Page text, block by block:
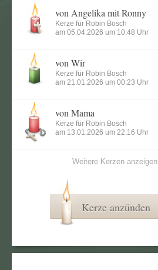
von Angelika mit Ronny
Kerze für Robin Bosch
am 05.04.2026 um 10:48 Uhr
von Wir
Kerze für Robin Bosch
am 21.01.2026 um 00:23 Uhr
von Mama
Kerze für Robin Bosch
am 13.01.2026 um 22:16 Uhr
Weitere Kerzen anzeigen
Kerze anzünden